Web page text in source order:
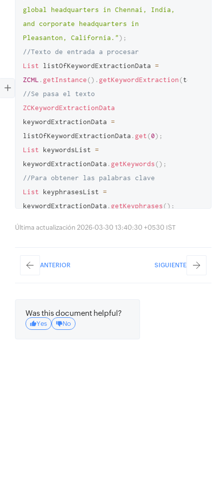
global headquarters in Chennai, India,
and corporate headquarters in
Pleasanton, California.") ;
//Texto de entrada a procesar
List listOfKeywordExtractionData =
ZCML . getInstance() . getKeywordExtraction(textArray
//Se pasa el texto
ZCKeywordExtractionData
keywordExtractionData =
listOfKeywordExtractionData . get(0) ;
List keywordsList =
keywordExtractionData . getKeywords() ;
//Para obtener las palabras clave
List keyphrasesList =
keywordExtractionData . getKeyphrases() ;
Última actualización 2026-03-30 13:40:30 +0530 IST
ANTERIOR SIGUIENTE
Was this document helpful?
Yes No